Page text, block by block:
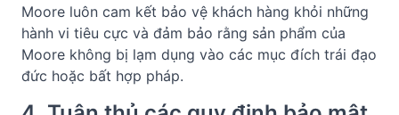
Moore luôn cam kết bảo vệ khách hàng khỏi những
hành vi tiêu cực và đảm bảo rằng sản phẩm của
Moore không bị lạm dụng vào các mục đích trái đạo
đức hoặc bất hợp pháp.